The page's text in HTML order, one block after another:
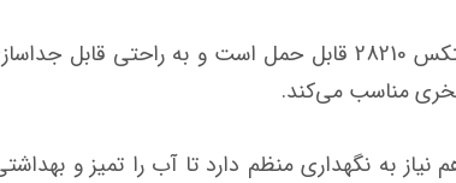
برخلاف استخرهای ثابت، استخر پیش ساخته اینتکس 28210
مناسب می‌کند.
به نگهداری منظم دارد تا آب را تمیز و